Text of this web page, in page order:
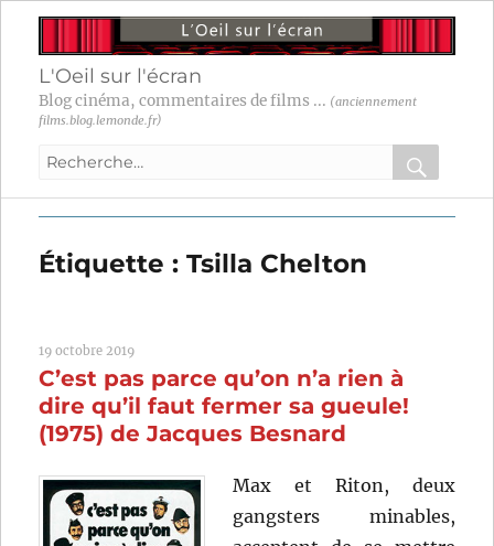
L'Oeil sur l'écran
Blog cinéma, commentaires de films ... (anciennement
films.blog.lemonde.fr)
Recherche
:
OK
Étiquette :Tsilla Chelton
19 octobre 2019
C’est pas parce qu’on n’a rien à
dire qu’il faut fermer sa gueule!
(1975) de Jacques Besnard
Max et Riton, deux
gangsters minables,